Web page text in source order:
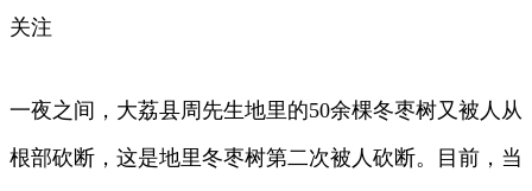
关注
一夜之间，大荔县周先生地里的50余棵冬枣树又被人从
根部砍断，这是地里冬枣树第二次被人砍断。目前，当